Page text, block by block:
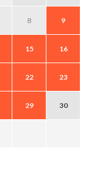
8 9
15 16
22 23
29 30